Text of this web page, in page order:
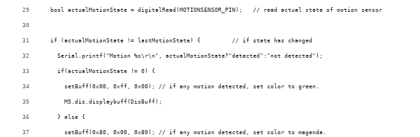
  bool actualMotionState = digitalRead(MOTIONSENSOR_PIN);   // read actual state of motion sensor
  if (actualMotionState != lastMotionState) {         // if state has changed
    Serial.printf("Motion %s\r\n", actualMotionState?"detected":"not detected");
    if(actualMotionState != 0) {
      setBuff(0x00, 0xff, 0x00); // if any motion detected, set color to green.
      M5.dis.displaybuff(DisBuff);
    } else {
      setBuff(0x80, 0x00, 0x80); // if any motion detected, set color to magenda.